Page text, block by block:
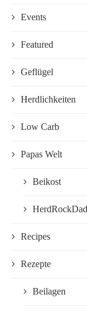
Events
Featured
Geflügel
Herdlichkeiten
Low Carb
Papas Welt
Beikost
Recipes
Rezepte
Beilagen